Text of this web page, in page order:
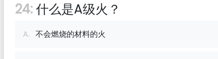
24:什么是A级火？
A. 不会燃烧的材料的火